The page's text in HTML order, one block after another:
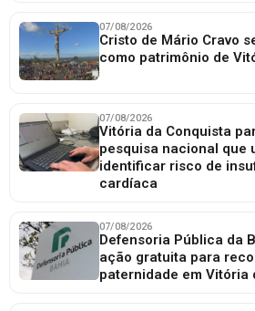
07/08/2026
Cristo de Mário Cravo
como patrimônio de
07/08/2026
Vitória da Conquista
pesquisa nacional que
identificar risco de
cardíaca
07/08/2026
Defensoria Pública da
ação gratuita para
paternidade em Vitória